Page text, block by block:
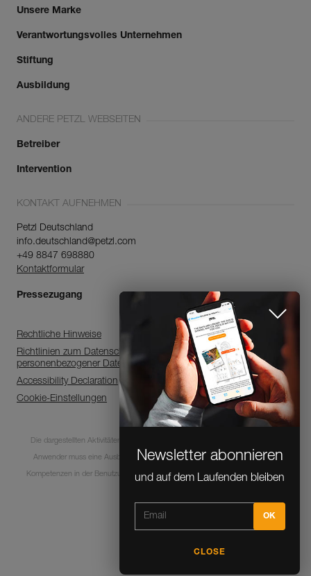
Newsletter abonnieren
Unsere Marke
Verantwortungsvolles Unternehmen
Stiftung
Ausbildung
ANDERE PETZL WEBSEITEN
Betreiber
Intervention
KONTAKT AUFNEHMEN
Petzl Deutschland
info.deutschland@petzl.com
+49 8847 698880
Kontaktformular
Pressezugang
Rechtliche Hinweise
Richtlinien zum Datenschutz, zur Verarbeitung
personenbezogener Daten
Accessibility Declaration
Cookie-Einstellungen
Die dargestellten Aktivitäten sind mit Risiken und Gefahren verbunden. Jeder
Anwender muss eine Ausbildung absolviert haben und über entsprechende
Kompetenzen in der Benutzung der Ausrüstung bei diesen Aktivitäten verfügen.
© 1995-2026 Petzl